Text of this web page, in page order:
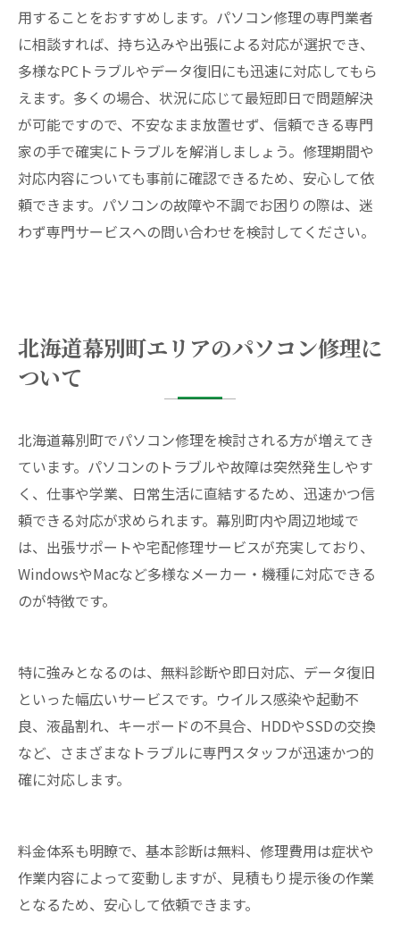
用することをおすすめします。パソコン修理の専門業者
に相談すれば、持ち込みや出張による対応が選択でき、
多様なPCトラブルやデータ復旧にも迅速に対応してもら
えます。多くの場合、状況に応じて最短即日で問題解決
が可能ですので、不安なまま放置せず、信頼できる専門
家の手で確実にトラブルを解消しましょう。修理期間や
対応内容についても事前に確認できるため、安心して依
頼できます。パソコンの故障や不調でお困りの際は、迷
わず専門サービスへの問い合わせを検討してください。
北海道幕別町エリアのパソコン修理に
ついて
北海道幕別町でパソコン修理を検討される方が増えてき
ています。パソコンのトラブルや故障は突然発生しやす
く、仕事や学業、日常生活に直結するため、迅速かつ信
頼できる対応が求められます。幕別町内や周辺地域で
は、出張サポートや宅配修理サービスが充実しており、
WindowsやMacなど多様なメーカー・機種に対応できる
のが特徴です。
特に強みとなるのは、無料診断や即日対応、データ復旧
といった幅広いサービスです。ウイルス感染や起動不
良、液晶割れ、キーボードの不具合、HDDやSSDの交換
など、さまざまなトラブルに専門スタッフが迅速かつ的
確に対応します。
料金体系も明瞭で、基本診断は無料、修理費用は症状や
作業内容によって変動しますが、見積もり提示後の作業
となるため、安心して依頼できます。